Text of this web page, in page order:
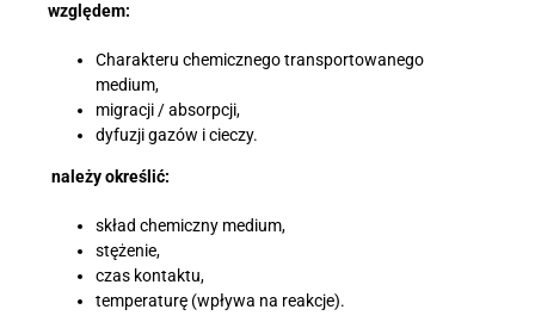
względem:
Charakteru chemicznego transportowanego
medium,
migracji / absorpcji,
dyfuzji gazów i cieczy.
należy określić:
skład chemiczny medium,
stężenie,
czas kontaktu,
temperaturę (wpływa na reakcje).